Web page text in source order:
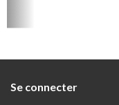
Se connecter